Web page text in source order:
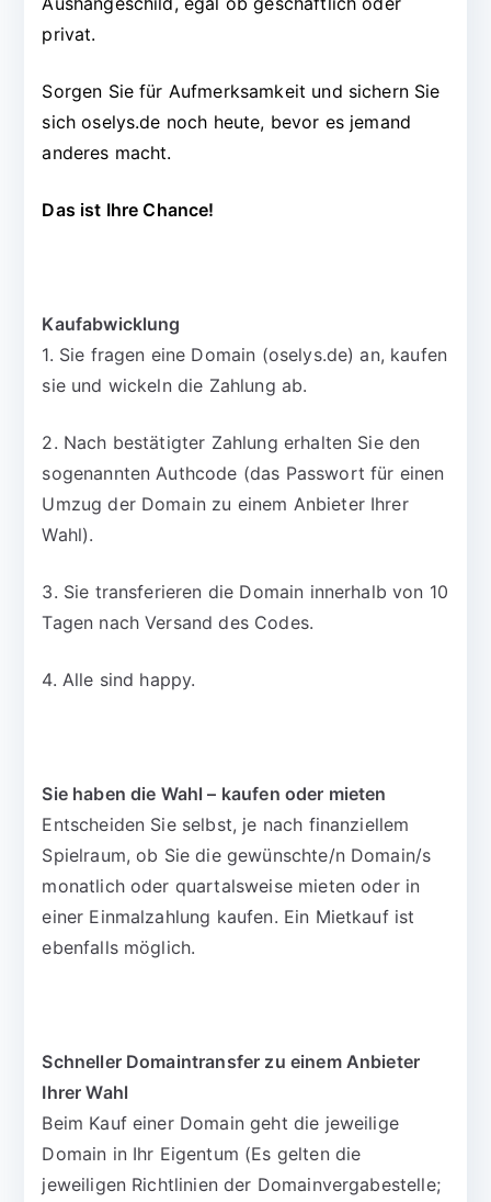
privat.
Sorgen Sie für Aufmerksamkeit und sichern Sie
sich oselys.de noch heute, bevor es jemand
anderes macht.
Das ist Ihre Chance!
Kaufabwicklung
1. Sie fragen eine Domain (oselys.de) an, kaufen
sie und wickeln die Zahlung ab.
2. Nach bestätigter Zahlung erhalten Sie den
sogenannten Authcode (das Passwort für einen
Umzug der Domain zu einem Anbieter Ihrer
Wahl).
3. Sie transferieren die Domain innerhalb von 10
Tagen nach Versand des Codes.
4. Alle sind happy.
Sie haben die Wahl – kaufen oder mieten
Entscheiden Sie selbst, je nach finanziellem
Spielraum, ob Sie die gewünschte/n Domain/s
monatlich oder quartalsweise mieten oder in
einer Einmalzahlung kaufen. Ein Mietkauf ist
ebenfalls möglich.
Schneller Domaintransfer zu einem Anbieter
Ihrer Wahl
Beim Kauf einer Domain geht die jeweilige
Domain in Ihr Eigentum (Es gelten die
jeweiligen Richtlinien der Domainvergabestelle;